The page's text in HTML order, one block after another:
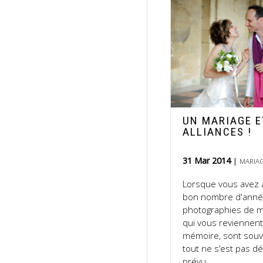
UN MARIAGE
ALLIANCES !
31 Mar 2014
Lorsque vous avez
bon nombre
photographies de
qui vous
mémoire, sont
tout ne s’est pas